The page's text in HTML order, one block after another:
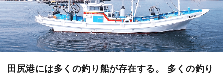
田尻港には多くの釣り船が存在する。 多くの釣り